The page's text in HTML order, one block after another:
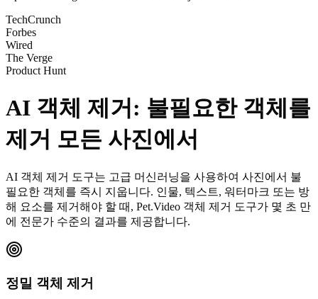
TechCrunch
Forbes
Wired
The Verge
Product Hunt
AI 객체 제거: 불필요한 객체를
제거 모든 사진에서
AI 객체 제거 도구는 고급 머신러닝을 사용하여 사진에서 불
필요한 객체를 즉시 지웁니다. 인물, 텍스트, 워터마크 또는 방
해 요소를 제거해야 할 때, Pet.Video 객체 제거 도구가 몇 초 만
에 전문가 수준의 결과를 제공합니다.
정밀 객체 제거